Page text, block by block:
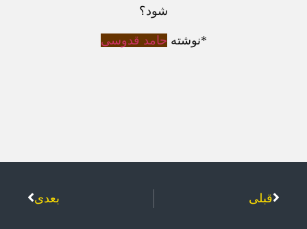
شود؟
*نوشته حامد قدوسی
قبلی بعدی